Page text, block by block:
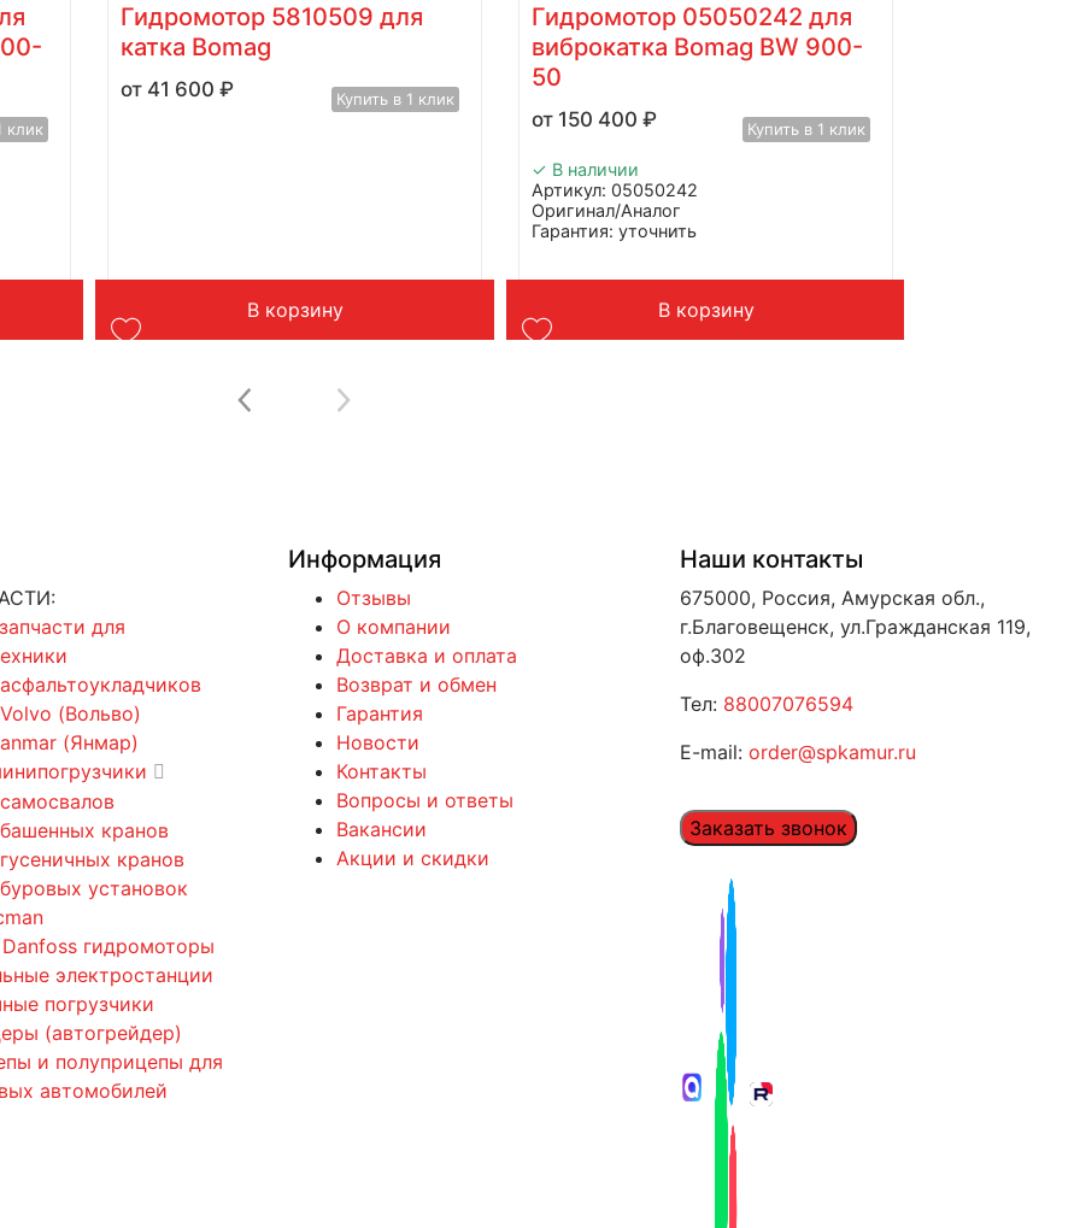
клик
Гидромотор 5810509 для
катка Bomag
41 600₽ Купить в 1 клик
В корзину
Гидромотор 05050242 для
виброкатка Bomag BW 900-
50
150 400₽ Купить в 1 клик
✓ В наличии
Артикул: 05050242
Оригинал/Аналог
Гарантия: уточнить
Вес: 17 кг
В корзину
для
(Вольво)
(Янмар)
кранов
кранов
установок
Danfoss гидромоторы
электростанции
погрузчики
(автогрейдер)
и полуприцепы для
автомобилей
Информация
Отзывы
О компании
Доставка и оплата
Возврат и обмен
Гарантия
Новости
Контакты
Вопросы и ответы
Вакансии
Акции и скидки
Наши контакты
675000, Россия, Амурская обл.,
г.Благовещенск, ул.Гражданская 119,
оф.302
Тел: 88007076594
E-mail: order@spkamur.ru
Заказать звонок